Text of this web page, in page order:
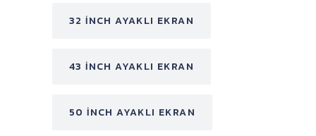
32 INCH AYAKLI EKRAN
43 INCH AYAKLI EKRAN
50 INCH AYAKLI EKRAN